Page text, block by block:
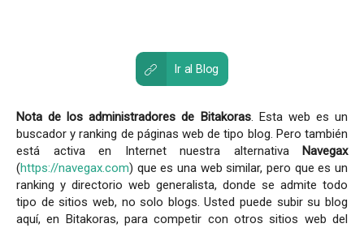
Ir al Blog
Nota de los administradores de Bitakoras. Esta web es un
buscador y ranking de páginas web de tipo blog. Pero también
está activa en Internet nuestra alternativa
Navegax
(https://navegax.com) que es una web similar, pero que es un
ranking y directorio web generalista, donde se admite todo
tipo de sitios web, no solo blogs. Usted puede subir su blog
aquí, en Bitakoras, para competir con otros sitios web del